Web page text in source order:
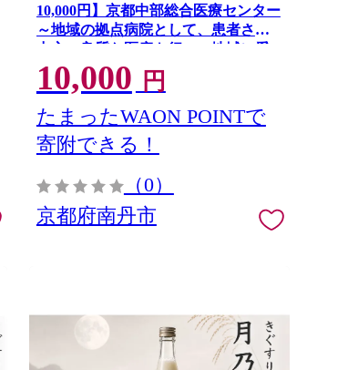
10,000円】京都中部総合医療センター
～地域の拠点病院として、患者さん
中心の良質な医療を行い、地域に愛
され信頼される病院を目指す～
10,000 円
たまったWAON POINTで
寄附できる！
（0）
京都府南丹市